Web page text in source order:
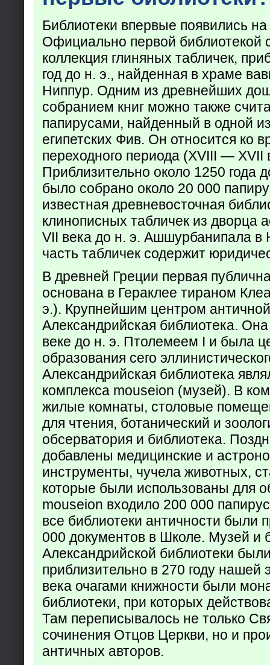
Библиотеки впервые появились
Официально первой библиотекой
коллекция глиняных табличек,
год до н. э., найденная в храме
Ниппур. Одним из древнейших
собранием книг можно также
папирусами, найденный в одной
египетских Фив. Он относится ко
переходного периода (XVIII — XVII
Приблизительно около 1250 года
было собрано около 20 000
известная древневосточная
клинописных табличек из дворца
VII века до н. э. Ашшурбанипала в
часть табличек содержит
В древней Греции первая
основана в Гераклее тираном
э.). Крупнейшим центром
Александрийская библиотека.
веке до н. э. Птолемеем I и была
образования сего
Александрийская библиотека
комплекса mouseion (музей). В
жилые комнаты, столовые
для чтения, ботанический и
обсерватория и библиотека.
добавлены медицинские и
инструменты, чучела животных,
которые были использованы для
mouseion входило 200 000
все библиотеки античности были
000 документов в Школе. Музей и
Александрийской библиотеки
приблизительно в 270 году
века очагами книжности были
библиотеки, при которых
Там переписывалось не только
сочинения Отцов Церкви, но и
античных авторов.